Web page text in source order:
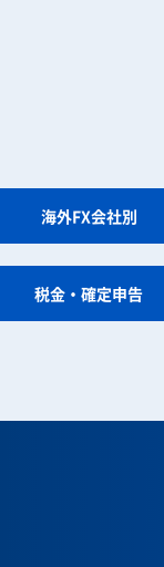
海外FX会社別
税金・確定申告